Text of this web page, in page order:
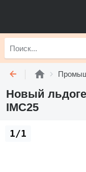
Новый
IMC25
1/1